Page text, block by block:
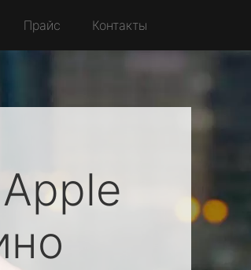
Прайс Контакты
Apple